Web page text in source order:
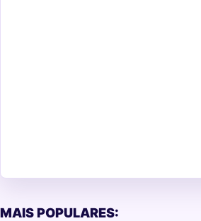
MAIS POPULARES: